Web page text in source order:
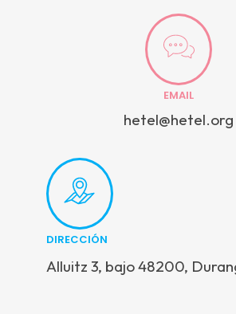
EMAIL
hetel@hetel.org
DIRECCIÓN
Alluitz 3, bajo 48200,